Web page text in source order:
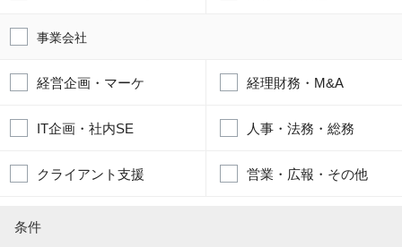
事業会社
経営企画・マーケ 経理財務・M&A
IT企画・社内SE 人事・法務・総務
クライアント支援 営業・広報・その他
条件